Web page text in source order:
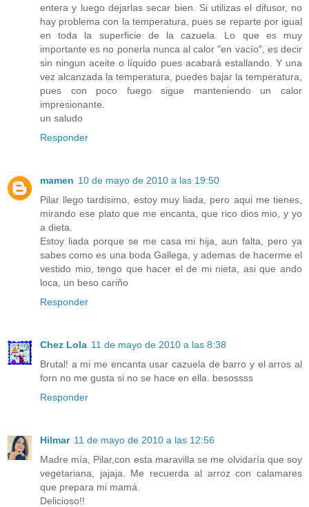
entera y luego dejarlas secar bien. Si utilizas el difusor, no
hay problema con la temperatura, pues se reparte por igual
en toda la superficie de la cazuela. Lo que es muy
importante es no ponerla nunca al calor "en vacío", es decir
sin ningun aceite o líquido pues acabará estallando. Y una
vez alcanzada la temperatura, puedes bajar la temperatura,
pues con poco fuego sigue manteniendo un calor
impresionante.
un saludo
Responder
mamen 10 de mayo de 2010 a las 19:50
Pilar llego tardisimo, estoy muy liada, pero aqui me tienes,
mirando ese plato que me encanta, que rico dios mio, y yo
a dieta.
Estoy liada porque se me casa mi hija, aun falta, pero ya
sabes como es una boda Gallega, y ademas de hacerme el
vestido mio, tengo que hacer el de mi nieta, asi que ando
loca, un beso cariño
Responder
Chez Lola 11 de mayo de 2010 a las 8:38
Brutal! a mi me encanta usar cazuela de barro y el arros al
forn no me gusta si no se hace en ella. besossss
Responder
Hilmar 11 de mayo de 2010 a las 12:56
Madre mía, Pilar,con esta maravilla se me olvidaría que soy
vegetariana, jajaja. Me recuerda al arroz con calamares
que prepara mi mamá.
Delicioso!!